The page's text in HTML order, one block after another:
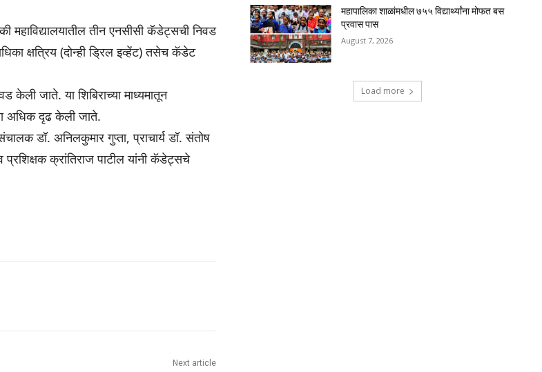
महाविद्यालयातील तीन एनसीसी कॅडेट्सची निवड
क्षत्रिय (दोन्ही ड्रिल इव्हेंट) तसेच कॅडेट
जाते. या शिबिराच्या माध्यमातून
अधिक दृढ केली जाते.
डॉ. अनिलकुमार गुप्ता, प्राचार्य डॉ. संतोष
क्रांतिराज पाटील यांनी कॅडेट्सचे
Next article
महापालिका शाळांमधील ७५५ विद्यार्थ्यांना मोफत बस
प्रवास पास
August 7, 2026
Load more